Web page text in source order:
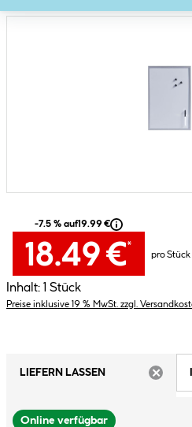
-7.5 % auf19.99 €
18.49 €*
pro Stück
Inhalt: 1 Stück
Preise inklusive 19 % MwSt. zzgl.
LIEFERN LASSEN
Online verfügbar